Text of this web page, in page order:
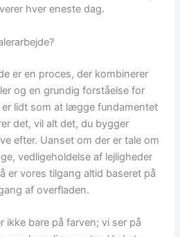
hver eneste dag.
er en proces, der kombinerer
og en grundig forståelse for
lidt som at lægge fundamentet
det, vil alt det, du bygger
efter. Uanset om der er tale om
vedligeholdelse af lejligheder
er vores tilgang altid baseret på
af overfladen.
ikke bare på farven; vi ser på